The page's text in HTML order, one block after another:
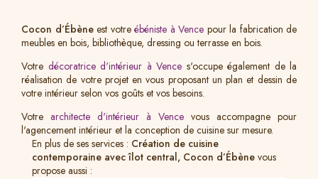
Cocon d’Ébène est votre ébéniste à Vence pour la fabrication de
meubles en bois, bibliothèque, dressing ou terrasse en bois.
Votre décoratrice d'intérieur à Vence s'occupe également de la
réalisation de votre projet en vous proposant un plan et dessin de
votre intérieur selon vos goûts et vos besoins.
Votre architecte d'intérieur à Vence vous accompagne pour
l'agencement intérieur et la conception de cuisine sur mesure.
En plus de ses services : Création de cuisine
contemporaine avec îlot central, Cocon d’Ébène vous
propose aussi :